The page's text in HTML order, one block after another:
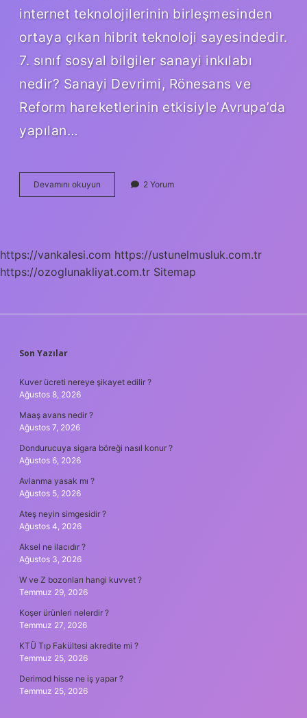
internet teknolojilerinin birleşmesinden
ortaya çıkan hibrit teknoloji sayesindedir.
7. sınıf sosyal bilgiler sanayi inkılabı
nedir? Sanayi Devrimi, Rönesans ve
Reform hareketlerinin etkisiyle Avrupa’da
yapılan…
Devamını okuyun
Sınıf
2 Yorum
https://vankalesi.com https://ustunelmusluk.com.tr
https://ozoglunakliyat.com.tr Sitemap
SIDEBAR
Son Yazılar
Kuver ücreti nereye şikayet edilir ?
Ağustos 8, 2026
Maaş avans nedir ?
Ağustos 7, 2026
Dondurucuya sigara böreği nasıl konur ?
Ağustos 6, 2026
Avlanma yasak mı ?
Ağustos 5, 2026
Ateş neyin simgesidir ?
Ağustos 4, 2026
Aksel ne ilacıdır ?
Ağustos 3, 2026
W ve Z bozonları hangi kuvvet ?
Temmuz 29, 2026
Koşer ürünleri nelerdir ?
Temmuz 27, 2026
KTÜ Tıp Fakültesi akredite mi ?
Temmuz 25, 2026
Derimod hisse ne iş yapar ?
Temmuz 25, 2026